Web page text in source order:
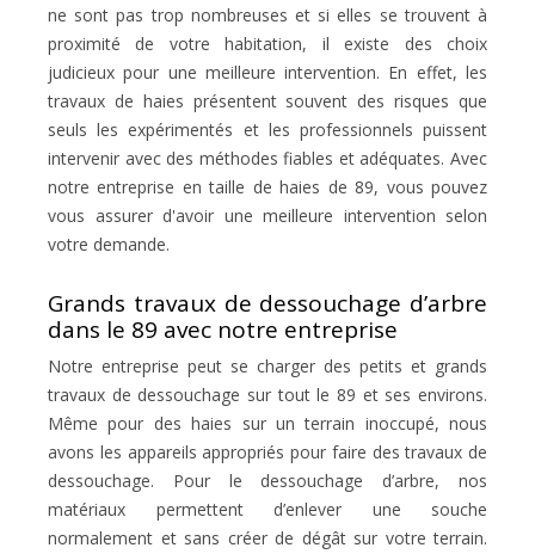
ne sont pas trop nombreuses et si elles se trouvent à
proximité de votre habitation, il existe des choix
judicieux pour une meilleure intervention. En effet, les
travaux de haies présentent souvent des risques que
seuls les expérimentés et les professionnels puissent
intervenir avec des méthodes fiables et adéquates. Avec
notre entreprise en taille de haies de 89, vous pouvez
vous assurer d'avoir une meilleure intervention selon
votre demande.
Grands travaux de dessouchage d’arbre
dans le 89 avec notre entreprise
Notre entreprise peut se charger des petits et grands
travaux de dessouchage sur tout le 89 et ses environs.
Même pour des haies sur un terrain inoccupé, nous
avons les appareils appropriés pour faire des travaux de
dessouchage. Pour le dessouchage d’arbre, nos
matériaux permettent d’enlever une souche
normalement et sans créer de dégât sur votre terrain.